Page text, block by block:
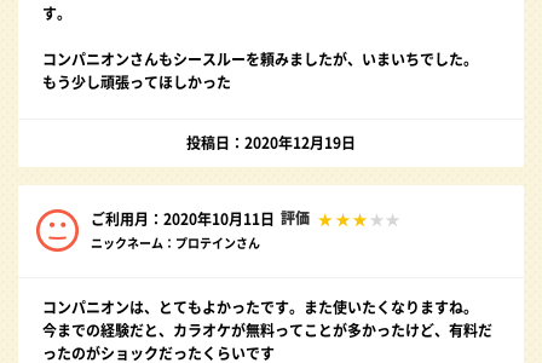
す。
コンパニオンさんもシースルーを頼みましたが、いまいちでした。
もう少し頑張ってほしかった
投稿日：2020年12月19日
ご利用月：2020年10月11日 評価
ニックネーム：プロテインさん
コンパニオンは、とてもよかったです。また使いたくなりますね。
今までの経験だと、カラオケが無料ってことが多かったけど、有料だ
ったのがショックだったくらいです